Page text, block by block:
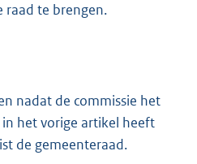
raad te brengen.
nadat de commissie het
het vorige artikel heeft
de gemeenteraad.